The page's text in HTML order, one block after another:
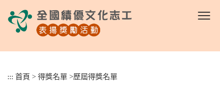
::: 首頁 > 得獎名單 >歷屆得獎名單